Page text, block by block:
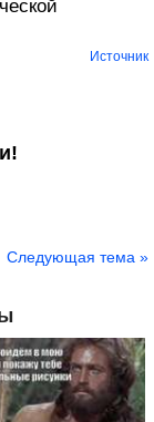
Источник
Следующая тема »